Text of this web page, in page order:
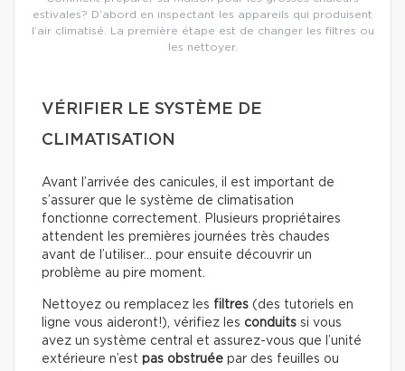
estivales? D’abord en inspectant les appareils qui produisent
l’air climatisé. La première étape est de changer les filtres ou
les nettoyer.
VÉRIFIER LE SYSTÈME DE
CLIMATISATION
Avant l’arrivée des canicules, il est important de
s’assurer que le système de climatisation
fonctionne correctement. Plusieurs propriétaires
attendent les premières journées très chaudes
avant de l’utiliser… pour ensuite découvrir un
problème au pire moment.
Nettoyez ou remplacez les filtres (des tutoriels en
ligne vous aideront!), vérifiez les conduits si vous
avez un système central et assurez-vous que l’unité
extérieure n’est pas obstruée par des feuilles ou